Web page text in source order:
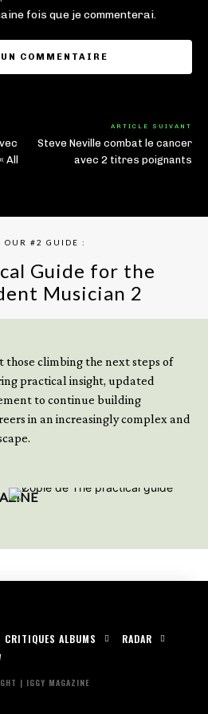
fois que je commenterai.
All
ARTICLE SUIVANT
Steve Neville combat le cancer
avec 2 titres poignants
OUR #2 GUIDE :
Guide for the
Musician 2
those climbing the next steps of
practical insight, updated
to continue building
in an increasingly complex and
CRITIQUES ALBUMS
RADAR
| IGGY MAGAZINE